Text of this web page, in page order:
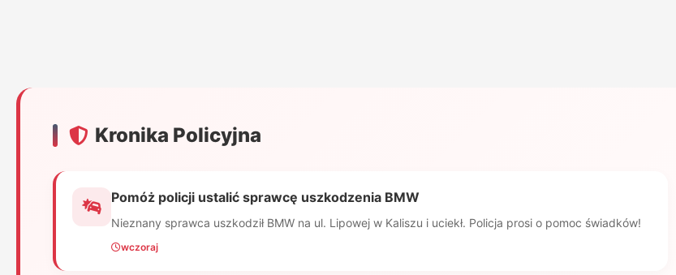
Kronika Policyjna
Pomóż policji ustalić sprawcę uszkodzenia BMW
Nieznany sprawca uszkodził BMW na ul. Lipowej w Kaliszu i uciekł. Policja prosi o pomoc świadków!
wczoraj